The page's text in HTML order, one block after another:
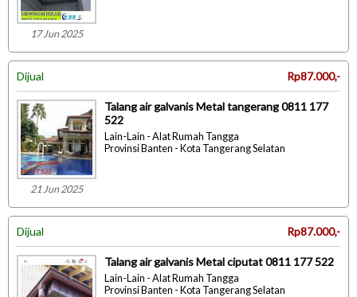
17 Jun 2025
Dijual Rp87.000,-
21 Jun 2025
Talang air galvanis Metal tangerang 0811 177
522
Lain-Lain - Alat Rumah Tangga
Provinsi Banten - Kota Tangerang Selatan
Dijual Rp87.000,-
Talang air galvanis Metal ciputat 0811 177 522
Lain-Lain - Alat Rumah Tangga
Provinsi Banten - Kota Tangerang Selatan